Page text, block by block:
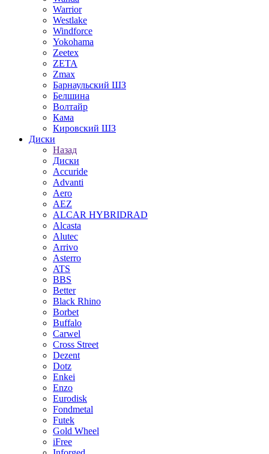
Warrior
Westlake
Windforce
Yokohama
Zeetex
ZETA
Zmax
Барнаульский ШЗ
Белшина
Волтайр
Кама
Кировский ШЗ
Диски
Назад
Диски
Accuride
Advanti
Aero
AEZ
ALCAR HYBRIDRAD
Alcasta
Alutec
Arrivo
Asterro
ATS
BBS
Better
Black Rhino
Borbet
Buffalo
Carwel
Cross Street
Dezent
Dotz
Enkei
Enzo
Eurodisk
Fondmetal
Futek
Gold Wheel
iFree